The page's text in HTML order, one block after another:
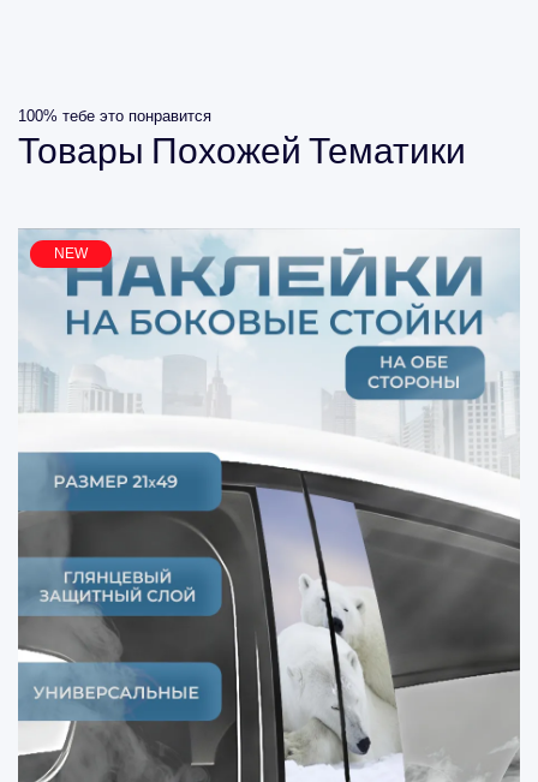
100% тебе это понравится
Товары Похожей Тематики
NEW